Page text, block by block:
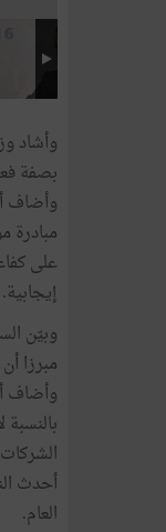
وأشاد
بصفة
وأضاف
على
إيجابية.
وبيّن
مبرزا
أحدث
العام.